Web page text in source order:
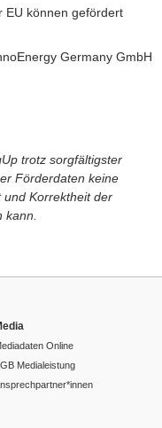
EU können gefördert
Germany GmbH
trotz sorgfältigster
Förderdaten keine
und Korrektheit der
Online
Medialeistung